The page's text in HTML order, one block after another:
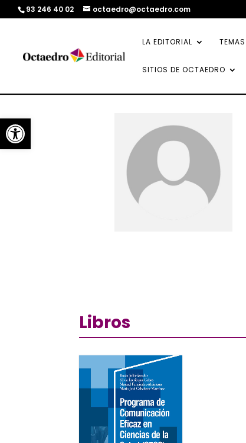
Abrir barra de herramientas
93 246 40 02 octaedro@octaedro.com
LA EDITORIAL TEMAS
SITIOS DE OCTAEDRO
Libros